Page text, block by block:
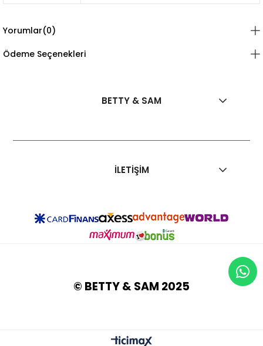
Yorumlar(0)
Ödeme Seçenekleri
BETTY & SAM
İLETİŞİM
© BETTY & SAM 2025